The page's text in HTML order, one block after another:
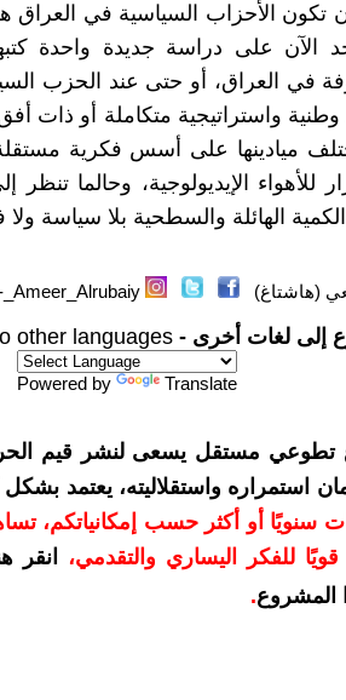
الأحزاب السياسية في العراق
الآن على دراسة جديدة واحدة
في العراق، أو حتى عند الحزب
وطنية واستراتيجية متكاملة أو ذات
ميادينها على أسس فكرية
للأهواء الإيديولوجية، وحالما
الهائلة والسطحية بلا سياسة ولا
(هاشتاغ)
إلى لغات أخرى - other languages
Powered by Translate
تطوعي مستقل يسعى لنشر قيم
استمراره واستقلاليته، يعتمد
بمبلغ 10 دولارات سنويًا أو أكثر حسب
للفكر اليساري والتقدمي،
انقر
المشروع.